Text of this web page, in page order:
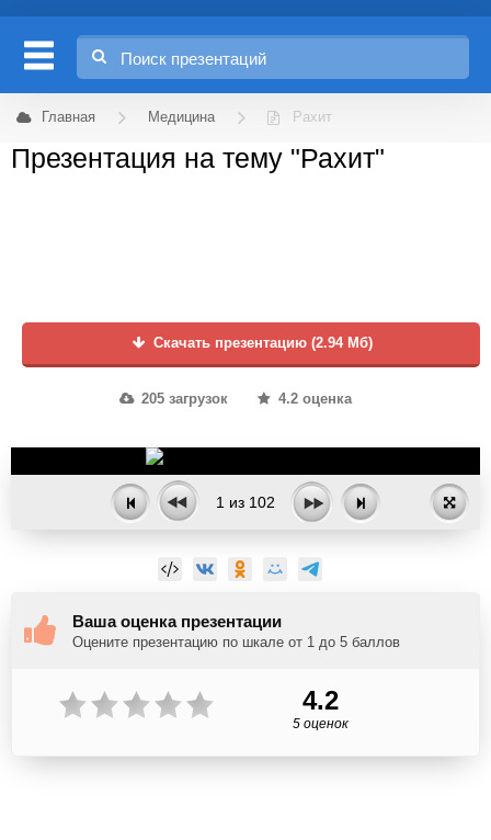
Главная Медицина Рахит
Презентация на тему "Рахит"
Скачать презентацию (2.94 Мб)
205 загрузок 4.2 оценка
1 из 102
Ваша оценка презентации
Оцените презентацию по шкале от 1 до 5 баллов
4.2
5 оценок